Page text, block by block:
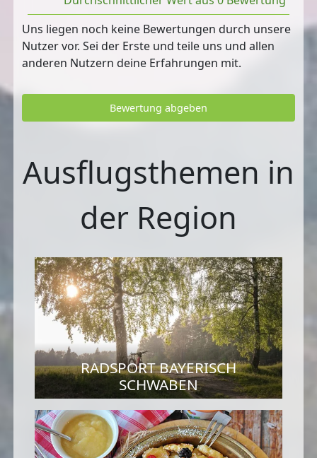
Uns liegen noch keine Bewertungen durch unsere
Nutzer vor. Sei der Erste und teile uns und allen
anderen Nutzern deine Erfahrungen mit.
Bewertung abgeben
Ausflugsthemen in
der Region
RADSPORT BAYERISCH
SCHWABEN